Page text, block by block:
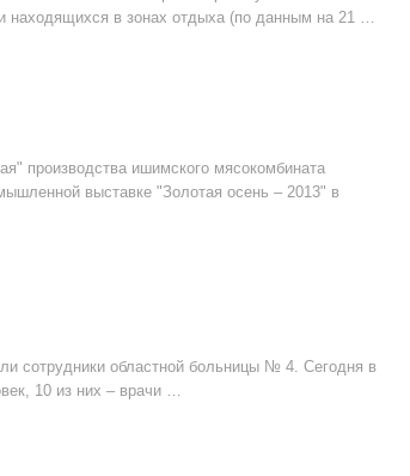
находящихся в зонах отдыха (по данным на 21 …
производства ишимского мясокомбината
выставке "Золотая осень – 2013" в
сотрудники областной больницы № 4. Сегодня в
10 из них – врачи …